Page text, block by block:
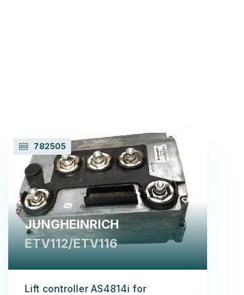
782505
JUNGHEINRICH
ETV112/ETV116
Lift controller AS4814i for